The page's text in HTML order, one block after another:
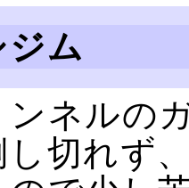
ジム
ンネルの
し切れず